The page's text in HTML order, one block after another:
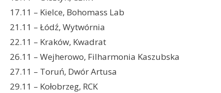
17.11 – Kielce, Bohomass Lab
21.11 – Łódź, Wytwórnia
22.11 – Kraków, Kwadrat
26.11 – Wejherowo, Filharmonia Kaszubska
27.11 – Toruń, Dwór Artusa
29.11 – Kołobrzeg, RCK